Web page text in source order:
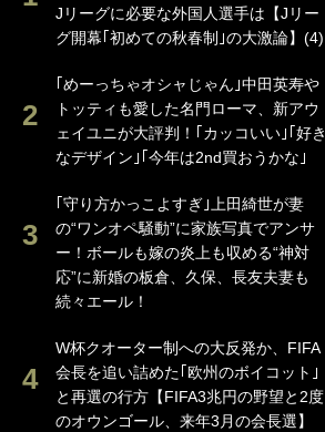
Jリーグに必要な外国人選手は【Jリー
グ開幕｢初めての秋春制｣の大激論】(4)
｢めーっちゃオシャじゃん｣中田英寿や
トッティも愛した名門ローマ、新アウ
ェイユニが大評判！｢カッコいい｣｢好き
なデザイン｣｢今年は2nd買おうかな｣
｢守り方かっこよすぎ｣上田綺世が妻
の“ワンオペ騒動”に家族写真でアンサ
ー！ボールも嫁の炎上も収める“神対
応”に新婚の板倉、久保、長友夫妻も
続々エール！
W杯クオーター制への大反発か、FIFA
会長を追い詰めた｢欧州のボイコット｣
と再選の行方【FIFA3兆円の野望と2度
のオウンゴール、来年3月の会長選】